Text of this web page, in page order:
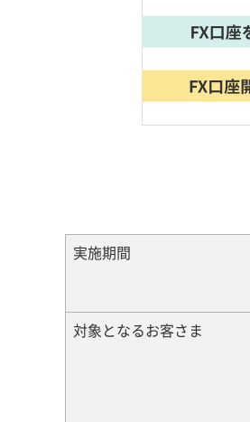
実施期間
対象となるお客さま